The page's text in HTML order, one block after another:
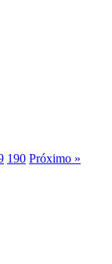
190 Próximo »